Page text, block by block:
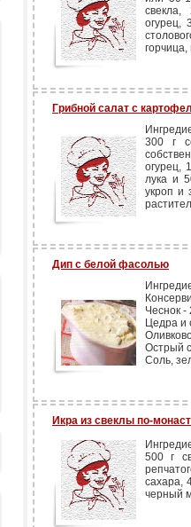
огурец,
Грибной салат с
300 г
огурец,
лука и
укроп и
Дип с белой фасолью
Чеснок -
Цедра и
Острый
Соль,
Икра из свеклы по-
500 г
сахара,
черный